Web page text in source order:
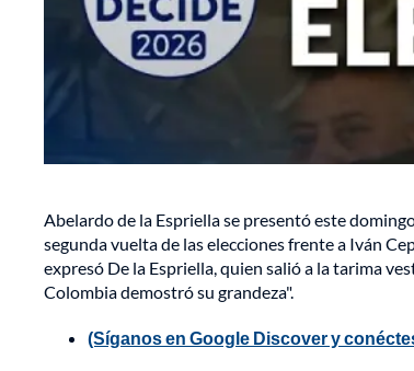
Abelardo de la Espriella se presentó este
segunda vuelta de las elecciones frente a Iván
expresó De la Espriella, quien salió a la tarima
Colombia demostró su grandeza".
(Síganos en Google Discover y